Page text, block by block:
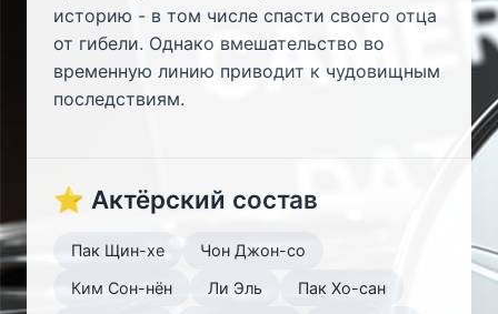
историю - в том числе спасти своего отца
от гибели. Однако вмешательство во
временную линию приводит к чудовищным
последствиям.
⭐ Актёрский состав
Пак Щин-хе
Чон Джон-со
Ким Сон-нён
Ли Эль
Пак Хо-сан